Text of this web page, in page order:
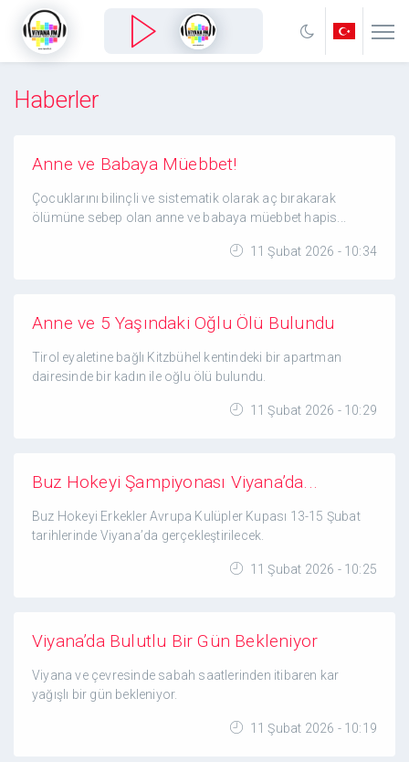
Haberler
Anne ve Babaya Müebbet!
Çocuklarını bilinçli ve sistematik olarak aç bırakarak
ölümüne sebep olan anne ve babaya müebbet hapis...
11 Şubat 2026 - 10:34
Anne ve 5 Yaşındaki Oğlu Ölü Bulundu
Tirol eyaletine bağlı Kitzbühel kentindeki bir apartman
dairesinde bir kadın ile oğlu ölü bulundu.
11 Şubat 2026 - 10:29
Buz Hokeyi Şampiyonası Viyana’da...
Buz Hokeyi Erkekler Avrupa Kulüpler Kupası 13-15 Şubat
tarihlerinde Viyana’da gerçekleştirilecek.
11 Şubat 2026 - 10:25
Viyana’da Bulutlu Bir Gün Bekleniyor
Viyana ve çevresinde sabah saatlerinden itibaren kar
yağışlı bir gün bekleniyor.
11 Şubat 2026 - 10:19